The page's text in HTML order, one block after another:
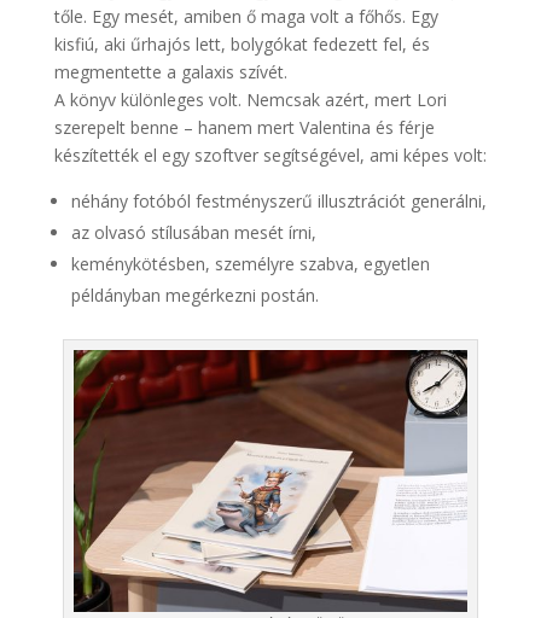
tőle. Egy mesét, amiben ő maga volt a főhős. Egy
kisfiú, aki űrhajós lett, bolygókat fedezett fel, és
megmentette a galaxis szívét.
A könyv különleges volt. Nemcsak azért, mert Lori
szerepelt benne – hanem mert Valentina és férje
készítették el egy szoftver segítségével, ami képes volt:
néhány fotóból festményszerű illusztrációt generálni,
az olvasó stílusában mesét írni,
keménykötésben, személyre szabva, egyetlen
példányban megérkezni postán.